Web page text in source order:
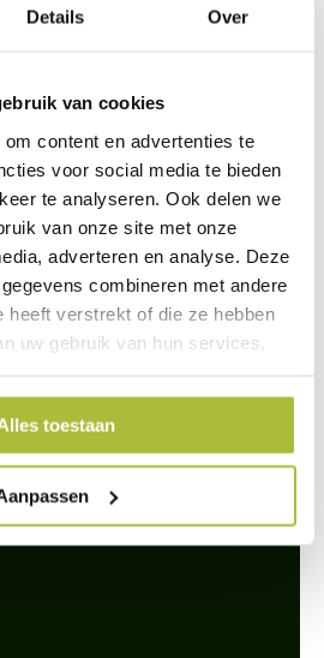
Details Over
van cookies
content en advertenties te
voor social media te bieden
te analyseren. Ook delen we
van onze site met onze
adverteren en analyse. Deze
combineren met andere
heeft verstrekt of die ze hebben
uw gebruik van hun services.
toestaan
formaten:100x200 cm 100x225 cm
geïmpregneerd dennenhout. De
door een aluminium behuizing met
houten schrootjes (europees
Elba met horizontale latten. Voor
naar onze andere NoiStop
Capri en Ibiza.
je klaar